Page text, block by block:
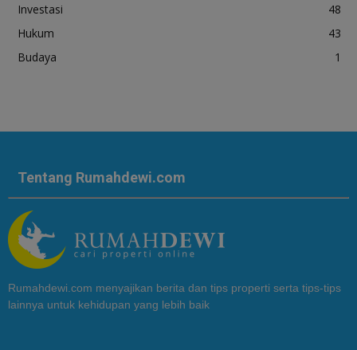
Investasi
48
Hukum
43
Budaya
1
Tentang Rumahdewi.com
Rumahdewi.com menyajikan berita dan tips properti serta tips-tips
lainnya untuk kehidupan yang lebih baik